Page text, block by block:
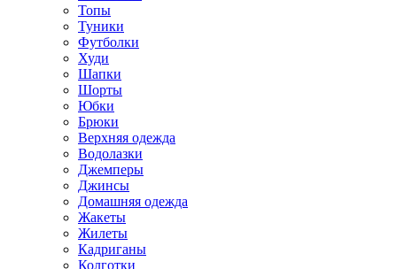
Топы
Туники
Футболки
Худи
Шапки
Шорты
Юбки
Брюки
Верхняя одежда
Водолазки
Джемперы
Джинсы
Домашняя одежда
Жакеты
Жилеты
Кадриганы
Колготки